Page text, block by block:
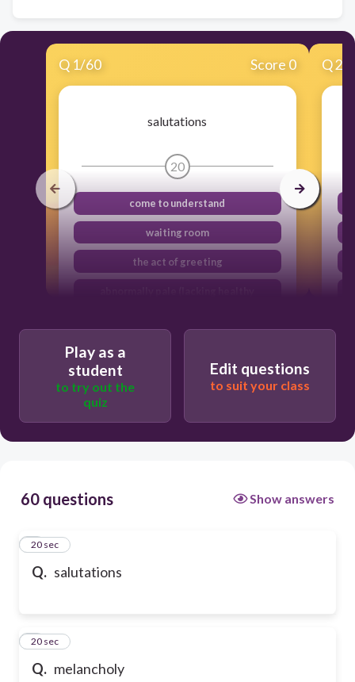
Q 1/60 Score 0
salutations
20
come to understand
waiting room
the act of greeting
Q2
Play as a
student
to try out the
quiz
Edit questions
to suit your class
60 questions Show answers
Q. salutations
1
20 sec
Q. melancholy
2
20 sec